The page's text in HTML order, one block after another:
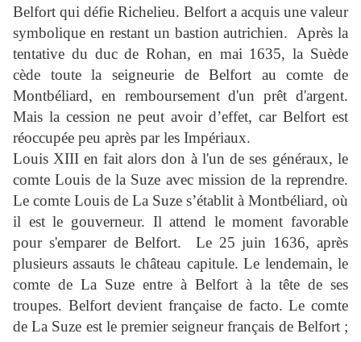
Belfort qui défie Richelieu. Belfort a acquis une valeur
symbolique en restant un bastion autrichien. Après la
tentative du duc de Rohan, en mai 1635, la Suède
cède toute la seigneurie de Belfort au comte de
Montbéliard, en remboursement d'un prêt d'argent.
Mais la cession ne peut avoir d’effet, car Belfort est
réoccupée peu après par les Impériaux.
Louis XIII en fait alors don à l'un de ses généraux, le
comteLouis de la Suze avec mission de la reprendre.
Le comte Louis de La Suze s’établit à Montbéliard, où
il est le gouverneur. Il attend le moment favorable
pour s'emparer de Belfort.
Le 25 juin 1636, après
plusieurs assauts le château capitule. Le lendemain, le
comte de La Suze entre à Belfort à la tête de ses
troupes. Belfort devient française de facto. Le comte
de La Suze est le premier seigneur français de Belfort ;